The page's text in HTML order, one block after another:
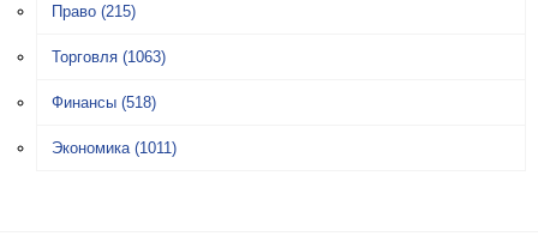
Право (215)
Торговля (1063)
Финансы (518)
Экономика (1011)